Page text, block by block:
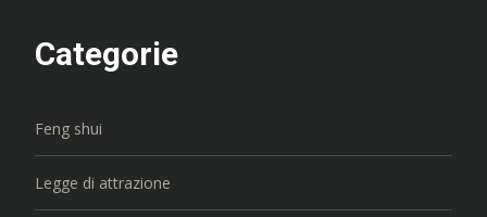
Categorie
Feng shui
Legge di attrazione